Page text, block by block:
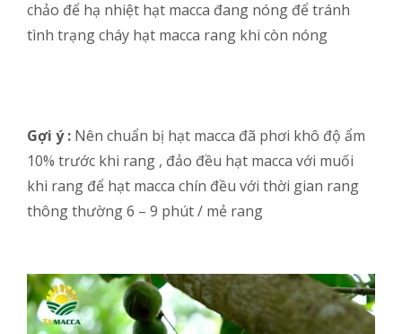
chảo để hạ nhiệt hạt macca đang nóng để tránh
tình trạng cháy hạt macca rang khi còn nóng
Gợi ý : Nên chuẩn bị hạt macca đã phơi khô độ ẩm
10% trước khi rang , đảo đều hạt macca với muối
khi rang để hạt macca chín đều với thời gian rang
thông thường 6 – 9 phút / mẻ rang